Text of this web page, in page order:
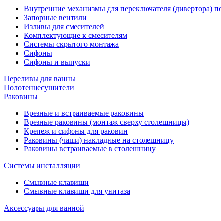
Внутренние механизмы для переключателя (дивертора)
Запорные вентили
Изливы для смесителей
Комплектующие к смесителям
Системы скрытого монтажа
Сифоны
Сифоны и выпуски
Переливы для ванны
Полотенцесушители
Раковины
Врезные и встраиваемые раковины
Врезные раковины (монтаж сверху столешницы)
Крепеж и сифоны для раковин
Раковины (чаши) накладные на столешницу
Раковины встраиваемые в столешницу
Системы инсталляции
Смывные клавиши
Смывные клавиши для унитаза
Аксессуары для ванной